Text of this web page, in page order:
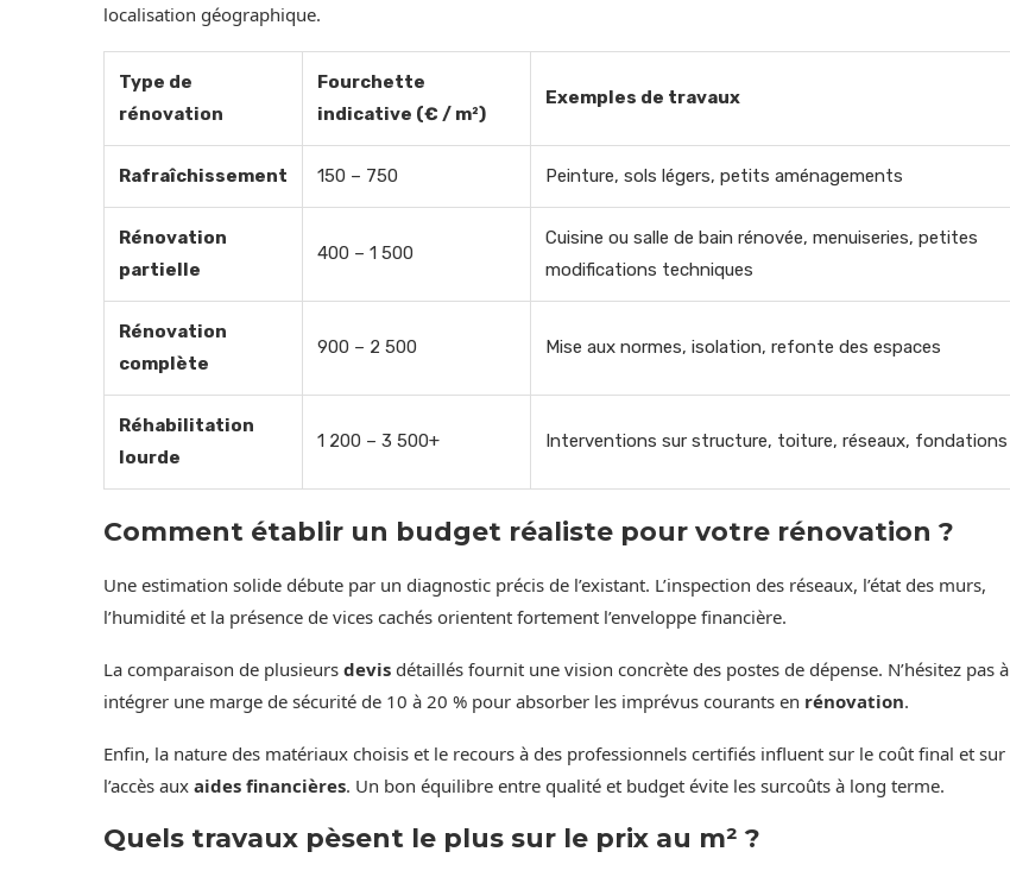
localisation géographique.
Type de
rénovation
Fourchette
indicative (€ / m²)
Exemples de travaux
Rafraîchissement 150 – 750 Peinture, sols légers, petits aménagements
Rénovation
partielle
400 – 1 500
Cuisine ou salle de bain rénovée, menuiseries, petites
modifications techniques
Rénovation
complète
900 – 2 500 Mise aux normes, isolation, refonte des espaces
Réhabilitation
lourde
1 200 – 3 500+ Interventions sur structure, toiture, réseaux, fondations
Comment établir un budget réaliste pour votre rénovation ?
Une estimation solide débute par un diagnostic précis de l’existant. L’inspection des réseaux, l’état des murs,
l’humidité et la présence de vices cachés orientent fortement l’enveloppe financière.
La comparaison de plusieurs devis détaillés fournit une vision concrète des postes de dépense. N’hésitez pas à
intégrer une marge de sécurité de 10 à 20 % pour absorber les imprévus courants en rénovation.
Enfin, la nature des matériaux choisis et le recours à des professionnels certifiés influent sur le coût final et sur
l’accès aux aides financières. Un bon équilibre entre qualité et budget évite les surcoûts à long terme.
Quels travaux pèsent le plus sur le prix au m² ?